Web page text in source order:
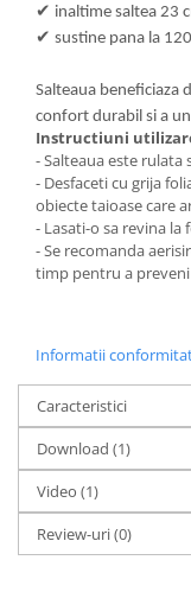
✔ inaltime saltea 23
✔ sustine pana la
Salteaua beneficiaza
confort durabil si a
Instructiuni
- Salteaua este rulata
- Desfaceti cu grija
obiecte taioase care
- Lasati-o sa revina
- Se recomanda
timp pentru a
Informatii
Caracteristici
Download (1)
Video (1)
Review-uri(0)